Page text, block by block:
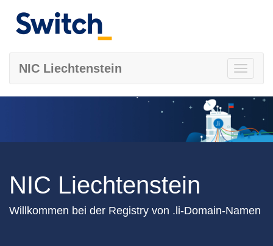
Toggle
NIC Liechtenstein
NIC Liechtenstein
Willkommen bei der Registry von .li-Domain-Namen